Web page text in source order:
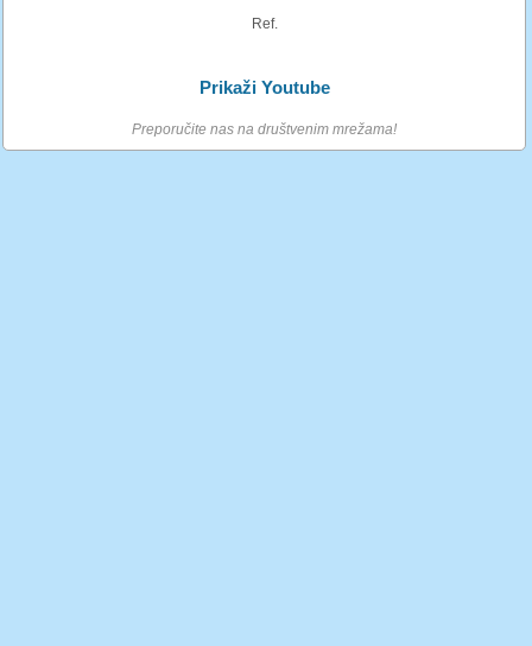
Ref.
Prikaži Youtube
Preporučite nas na društvenim mrežama!